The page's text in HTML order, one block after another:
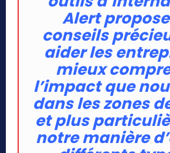
Alert
conseils
aider les
mieux
l’impact que
dans les zones
et plus
notre manière